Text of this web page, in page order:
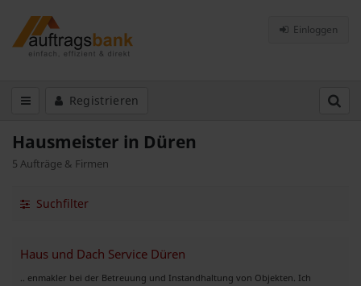
Einloggen
Registrieren
Hausmeister in Düren
5 Aufträge & Firmen
Suchfilter
Haus und Dach Service Düren
.. enmakler bei der Betreuung und Instandhaltung von Objekten. Ich